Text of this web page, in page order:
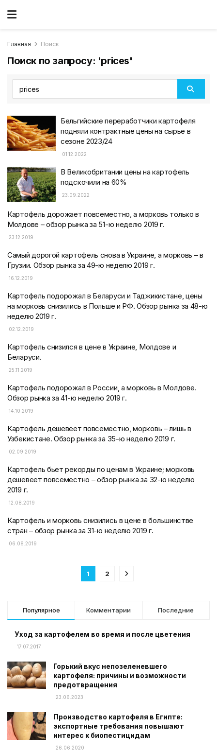
Главная Поиск
Поиск по запросу: 'prices'
Бельгийские переработчики картофеля
подняли контрактные цены на сырье в
сезоне 2023/24
01.12.2022
В Великобритании цены на картофель
подскочили на 60%
23.09.2022
Картофель дорожает повсеместно, а морковь только в
Молдове – обзор рынка за 51-ю неделю 2019 г.
23.12.2019
Самый дорогой картофель снова в Украине, а морковь – в
Грузии. Обзор рынка за 49-ю неделю 2019 г.
16.12.2019
Картофель подорожал в Беларуси и Таджикистане, цены
на морковь снизились в Польше и РФ. Обзор рынка за 48-ю
неделю 2019 г.
02.12.2019
Картофель снизился в цене в Украине, Молдове и
Беларуси.
25.11.2019
Картофель подорожал в России, а морковь в Молдове.
Обзор рынка за 41-ю неделю 2019 г.
14.10.2019
Картофель дешевеет повсеместно, морковь – лишь в
Узбекистане. Обзор рынка за 35-ю неделю 2019 г.
02.09.2019
Картофель бьет рекорды по ценам в Украине; морковь
дешевеет повсеместно – обзор рынка за 32-ю неделю
2019 г.
12.08.2019
Картофель и морковь снизились в цене в большинстве
стран – обзор рынка за 31-ю неделю 2019 г.
06.08.2019
1 2
Популярное Комментарии Последние
Уход за картофелем во время и после цветения
17.07.2017
Горький вкус непозеленевшего
картофеля: причины и возможности
предотвращения
23.06.2023
Производство картофеля в Египте:
экспортные требования повышают
интерес к биопестицидам
26.06.2020